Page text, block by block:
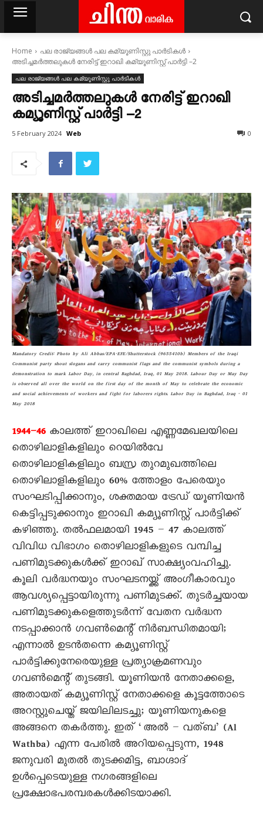
Home
പല രാജ്യങ്ങള്‍ പല കമ്യൂണിസ്റ്റു പാര്‍ടികള്‍
അടിച്ചമർത്തലുകൾ നേരിട്ട് ഇറാഖി കമ്യൂണിസ്റ്റ് പാർട്ടി –2
പല രാജ്യങ്ങള്‍ പല കമ്യൂണിസ്റ്റു പാര്‍ടികള്‍
അടിച്ചമർത്തലുകൾ നേരിട്ട് ഇറാഖി
കമ്യൂണിസ്റ്റ് പാർട്ടി –2
5 February 2024 Web 0
Mandatory Credit: Photo by Ali Abbas/EPA-EFE/Shutterstock (9655410b) Members of the Iraqi
Communist party shout slogans and carry communist flags and the communist symbols during a
demonstration to mark Labor Day, in central Baghdad, Iraq, 01 May 2018. Labour Day or May Day
is observed all over the world on the first day of the month of May to celebrate the economic
and social achievements of workers and fight for laborers rights. Labor Day in Baghdad, Iraq - 01
May 2018
1944–46കാലത്ത് ഇറാഖിലെ എണ്ണമേഖലയിലെ
തൊഴിലാളികളിലും റെയിൽവേ
തൊഴിലാളികളിലും ബസ്ര തുറമുഖത്തിലെ
തൊഴിലാളികളിലും 60% ത്തോളം പേരെയും
സംഘടിപ്പിക്കാനും, ശക്തമായ ട്രേഡ് യൂണിയൻ
കെട്ടിപ്പടുക്കാനും ഇറാഖി കമ്യൂണിസ്റ്റ് പാർട്ടിക്ക്
കഴിഞ്ഞു. തൽഫലമായി 1945 – 47 കാലത്ത്
വിവിധ വിഭാഗം തൊഴിലാളികളുടെ വമ്പിച്ച
പണിമുടക്കുകൾക്ക് ഇറാഖ് സാക്ഷ്യംവഹിച്ചു.
കൂലി വർദ്ധനയും സംഘടനയ്ക്ക് അംഗീകാരവും
ആവശ്യപ്പെട്ടായിരുന്നു പണിമുടക്ക്. തുടർച്ചയായ
പണിമുടക്കുകളെത്തുടർന്ന് വേതന വർദ്ധന
നടപ്പാക്കാൻ ഗവൺമെന്റ് നിർബന്ധിതമായി;
എന്നാൽ ഉടൻതന്നെ കമ്യൂണിസ്റ്റ്
പാർട്ടിക്കുനേരെയുള്ള പ്രത്യാക്രമണവും
ഗവൺമെന്റ് തുടങ്ങി. യൂണിയൻ നേതാക്കളെ,
അതായത് കമ്യൂണിസ്റ്റ് നേതാക്കളെ കൂട്ടത്തോടെ
അറസ്റ്റുചെയ്ത് ജയിലിലടച്ചു; യൂണിയനുകളെ
അങ്ങനെ തകർത്തു. ഇത് ‘അൽ – വത്ബ’ (Al
Wathba) എന്ന പേരിൽ അറിയപ്പെടുന്ന, 1948
ജനുവരി മുതൽ തുടക്കമിട്ട, ബാഗ്ദാദ്
ഉൾപ്പെടെയുള്ള നഗരങ്ങളിലെ
പ്രക്ഷോഭപരമ്പരകൾക്കിടയാക്കി.